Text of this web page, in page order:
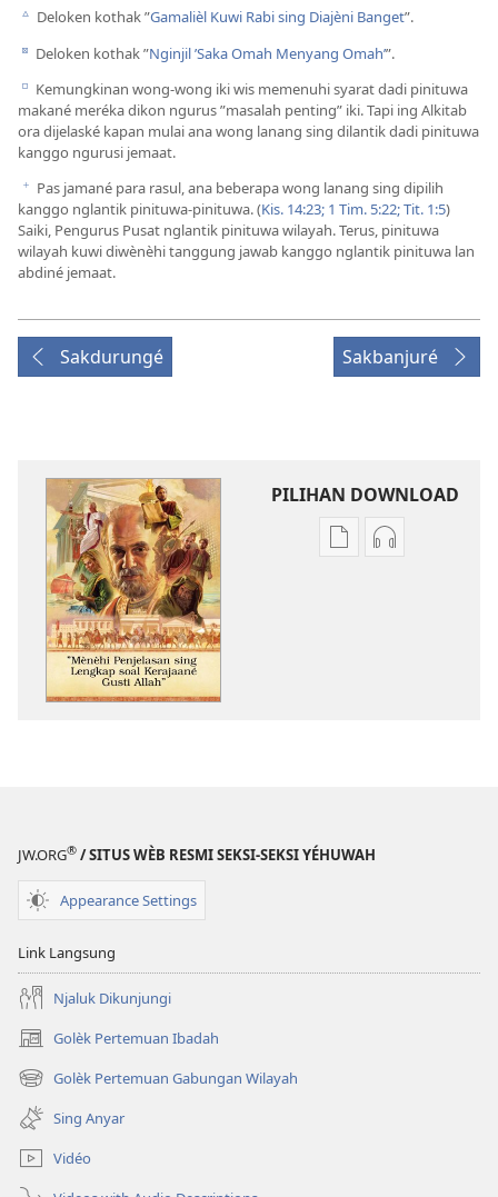
c Deloken kothak ”Gamalièl Kuwi Rabi sing Diajèni Banget”.
d Deloken kothak ”Nginjil ’Saka Omah Menyang Omah’”.
e Kemungkinan wong-wong iki wis memenuhi syarat dadi pinituwa
makané meréka dikon ngurus ”masalah penting” iki. Tapi ing Alkitab
ora dijelaské kapan mulai ana wong lanang sing dilantik dadi pinituwa
kanggo ngurusi jemaat.
f Pas jamané para rasul, ana beberapa wong lanang sing dipilih
kanggo nglantik pinituwa-pinituwa. (Kis. 14:23; 1 Tim. 5:22;Tit. 1:5)
Saiki, Pengurus Pusat nglantik pinituwa wilayah. Terus, pinituwa
wilayah kuwi diwènèhi tanggung jawab kanggo nglantik pinituwa lan
abdiné jemaat.
Sakdurungé Sakbanjuré
PILIHAN DOWNLOAD
Pilihan
Gusti
Pilihan
JW.ORG® / SITUS WÈB RESMI SEKSI-SEKSI YÉHUWAH
Appearance Settings
Link Langsung
Njaluk Dikunjungi
Golèk Pertemuan Ibadah
(opens
new
window)
Golèk Pertemuan Gabungan Wilayah
(opens
new
window)
Sing Anyar
Vidéo